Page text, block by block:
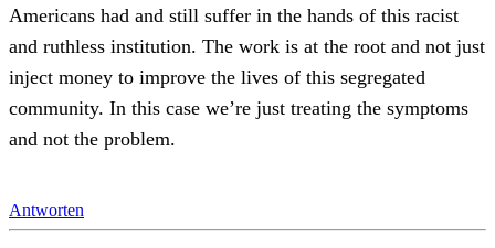
Americans had and still suffer in the hands of this racist
and ruthless institution. The work is at the root and not just
inject money to improve the lives of this segregated
community. In this case we’re just treating the symptoms
and not the problem.
Antworten